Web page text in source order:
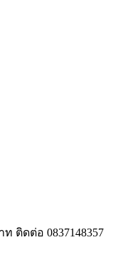
ติดต่อ 0837148357